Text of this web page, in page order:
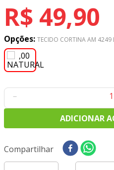
R$ 49,90
Opções: TECIDO CORTINA AM 4249
－
ADICIONAR
Compartilhar
6
percal
7º
tecido tricoline
8º
tricoline digital
9 º
tecido oxford